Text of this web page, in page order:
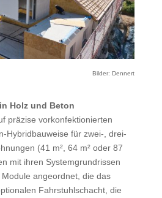
Bilder: Dennert
Holz und Beton
präzise vorkonfektionierten
Hybridbauweise für zwei-, drei-
(41 m², 64 m² oder 87
mit ihren Systemgrundrissen
angeordnet, die das
Fahrstuhlschacht, die